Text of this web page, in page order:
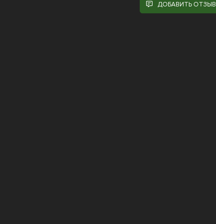
ДОБАВИТЬ ОТЗЫВ